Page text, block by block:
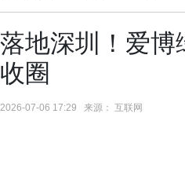
落地深圳！爱博
收圈
2026-07-06 17:29 来源： 互联网